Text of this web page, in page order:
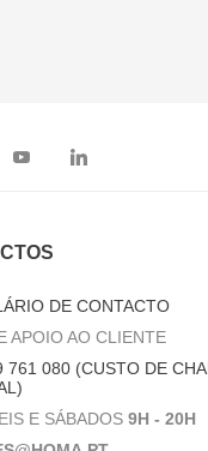
DE CONTACTO
APOIO AO CLIENTE
761 080 (CUSTO DE
E SÁBADOS 9H - 20H